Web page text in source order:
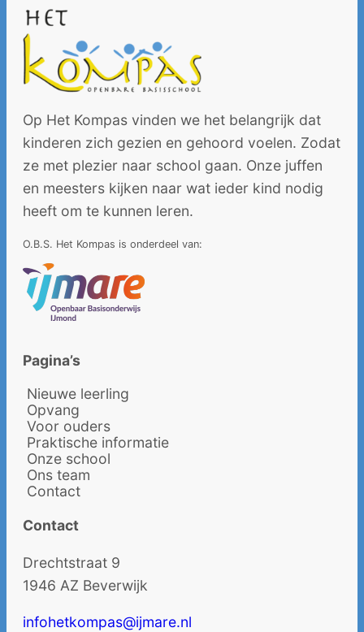
Op Het Kompas vinden we het belangrijk dat
kinderen zich gezien en gehoord voelen. Zodat
ze met plezier naar school gaan. Onze juffen
en meesters kijken naar wat ieder kind nodig
heeft om te kunnen leren.
O.B.S. Het Kompas is onderdeel van:
Pagina’s
Nieuwe leerling
Opvang
Voor ouders
Praktische informatie
Onze school
Ons team
Contact
Contact
Drechtstraat 9
1946 AZ Beverwijk
infohetkompas@ijmare.nl